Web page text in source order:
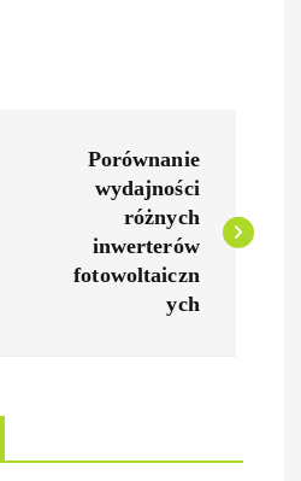
Porównanie
wydajności
różnych
inwerterów
fotowoltaiczn
ych